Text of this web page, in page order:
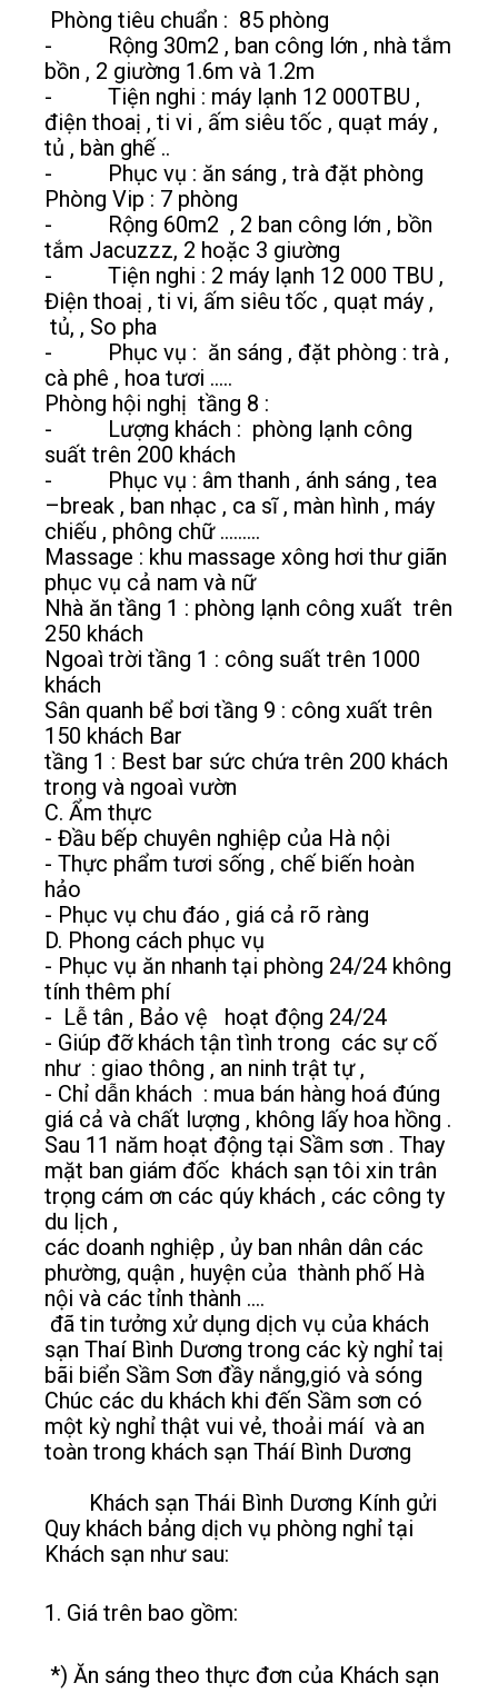
Phòng tiêu chuẩn : 85 phòng
- Rộng 30m2 , ban công lớn , nhà tắm
bồn , 2 giường 1.6m và 1.2m
- Tiện nghi : máy lạnh 12 000TBU ,
điện thoaị , ti vi , ấm siêu tốc , quạt máy ,
tủ , bàn ghế ..
- Phục vụ : ăn sáng , trà đặt phòng
Phòng Vip : 7 phòng
- Rộng 60m2 , 2 ban công lớn , bồn
tắm Jacuzzz, 2 hoặc 3 giường
- Tiện nghi : 2 máy lạnh 12 000 TBU ,
Điện thoaị , ti vi, ấm siêu tốc , quạt máy ,
tủ, , So pha
- Phục vụ : ăn sáng , đặt phòng : trà ,
cà phê , hoa tươi .....
Phòng hội nghị tầng 8 :
- Lượng khách : phòng lạnh công
suất trên 200 khách
- Phục vụ : âm thanh , ánh sáng , tea
–break , ban nhạc , ca sĩ , màn hình , máy
chiếu , phông chữ .........
Massage : khu massage xông hơi thư giãn
phục vụ cả nam và nữ
Nhà ăn tầng 1 : phòng lạnh công xuất trên
250 khách
Ngoaì trời tầng 1 : công suất trên 1000
khách
Sân quanh bể bơi tầng 9 : công xuất trên
150 khách Bar
tầng 1 : Best bar sức chứa trên 200 khách
trong và ngoaì vườn
C. Ẩm thực
- Đầu bếp chuyên nghiệp của Hà nội
- Thực phẩm tươi sống , chế biến hoàn
hảo
- Phục vụ chu đáo , giá cả rõ ràng
D. Phong cách phục vụ
- Phục vụ ăn nhanh tại phòng 24/24 không
tính thêm phí
- Lễ tân , Bảo vệ hoạt động 24/24
- Giúp đỡ khách tận tình trong các sự cố
như : giao thông , an ninh trật tự ,
- Chỉ dẫn khách : mua bán hàng hoá đúng
giá cả và chất lượng , không lấy hoa hồng .
Sau 11 năm hoạt động tại Sầm sơn . Thay
mặt ban giám đốc khách sạn tôi xin trân
trọng cám ơn các qúy khách , các công ty
du lịch ,
các doanh nghiệp , ủy ban nhân dân các
phường, quận , huyện của thành phố Hà
nội và các tỉnh thành ....
đã tin tưởng xử dụng dịch vụ của khách
sạn Thaí Bình Dương trong các kỳ nghỉ taị
bãi biển Sầm Sơn đầy nắng,gió và sóng
Chúc các du khách khi đến Sầm sơn có
một kỳ nghỉ thật vui vẻ, thoải máí và an
toàn trong khách sạn Tháí Bình Dương
Khách sạn Thái Bình Dương Kính gửi
Qu‎y khách bảng dịch vụ phòng nghỉ tại
Khách sạn như sau:
1. Giá trên bao gồm:
*) Ăn sáng theo thực đơn của Khách sạn